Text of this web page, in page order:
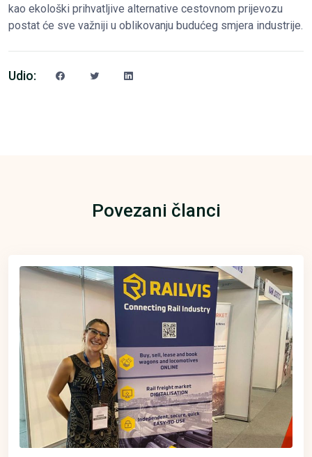
kao ekološki prihvatljive alternative cestovnom prijevozu
postat će sve važniji u oblikovanju budućeg smjera industrije.
Udio:
Povezani članci